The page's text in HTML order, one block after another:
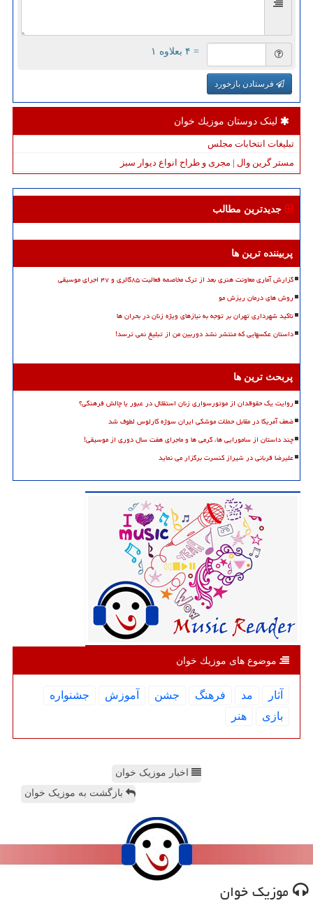
= ۴ بعلاوه ۱
فرستادن بازخورد
لینک دوستان موزیك خوان
تبلیغات انتخابات مجلس
مستر گرین وال | مجری و طراح انواع دیوار سبز
جدیدترین مطالب
پربیننده ترین ها
گزارش آماری معاونت هنری بعد از ترک مخاصمه فعالیت ۸۵گالری و ۴۷ اجرای موسیقی
روش های درمان ریزش مو
تاکید شهرداری تهران بر توجه به نیازهای ویژه زنان در بحران ها
داستان عکسهایی که منتشر نشد دوربین من از تبلیغ نمی ترسد!
پربحث ترین ها
روایت یک حقوقدان از موتورسواری زنان استقلال در عبور یا چالش فرهنگی؟
ضعف آمریکا در مقابل حملات موشکی ایران سوژه کارلوس لطوف شد
چند داستان از سامورایی ها، گرمی ها و ماجرای هفت سال دوری از موسیقی!
علیرضا قربانی در شیراز کنسرت برگزار می نماید
موضوع های موزیك خوان
آثار مد فرهنگ جشن آموزش
جشنواره
بازی
هنر
اخبار موزیک خوان
بازگشت به موزیک خوان
موزیك خوان